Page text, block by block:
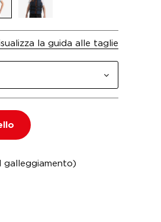
la guida alle taglie
galleggiamento)